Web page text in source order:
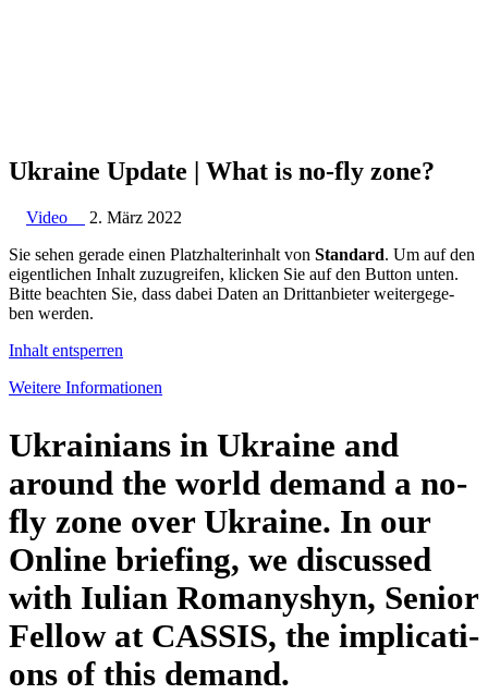
Ukraine Update | What is no-fly zone?
Video
2. März 2022
Sie sehen gerade einen Platz­hal­ter­in­halt von Stan­dard. Um auf den
eigent­li­chen Inhalt zuzu­grei­fen, klicken Sie auf den Button unten.
Bitte beach­ten Sie, dass dabei Daten an Dritt­an­bie­ter wei­ter­ge­ge­
ben werden.
Inhalt ent­sper­ren
Weitere Infor­ma­tio­nen
Ukrai­ni­ans in Ukraine and
around the world demand a no-
fly zone over Ukraine. In our
Online brie­fing, we dis­cus­sed
with Iulian Roma­nyshyn, Senior
Fellow at CASSIS, the impli­ca­ti­
ons of this demand.